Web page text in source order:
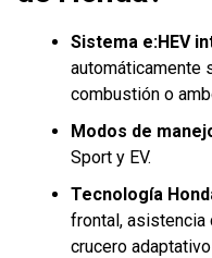
Sistema e:HEV
automáticamente
combustión o
Modos de
Sport y EV.
Tecnología
frontal, asistencia
crucero